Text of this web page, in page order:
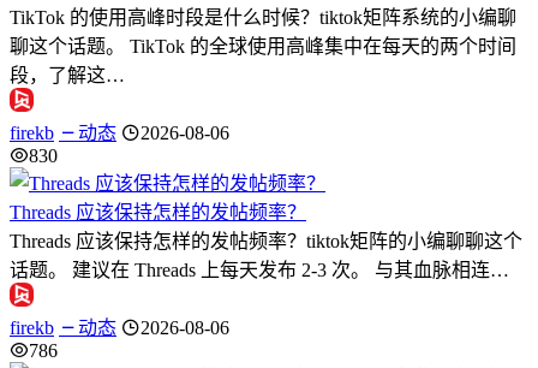
TikTok 的使用高峰时段是什么时候？tiktok矩阵系统的小编聊
聊这个话题。 TikTok 的全球使用高峰集中在每天的两个时间
段，了解这…
firekb 动态
2026-08-06
830
Threads 应该保持怎样的发帖频率？
Threads 应该保持怎样的发帖频率？tiktok矩阵的小编聊聊这个
话题。 建议在 Threads 上每天发布 2-3 次。 与其血脉相连…
firekb 动态
2026-08-06
786